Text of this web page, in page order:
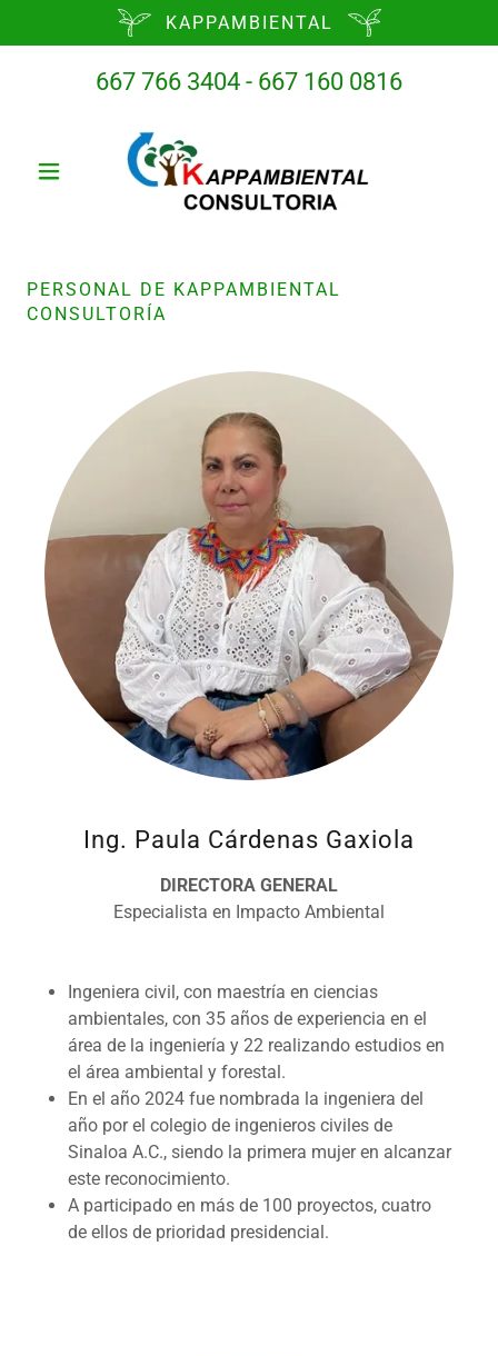
KAPPAMBIENTAL
667 766 3404 - 667 160 0816
PERSONAL DE KAPPAMBIENTAL
CONSULTORÍA
Ing. Paula Cárdenas Gaxiola
DIRECTORA GENERAL
Especialista en Impacto Ambiental
Ingeniera civil, con maestría en ciencias
ambientales, con 35 años de experiencia en el
área de la ingeniería y 22 realizando estudios en
el área ambiental y forestal.
En el año 2024 fue nombrada la ingeniera del
año por el colegio de ingenieros civiles de
Sinaloa A.C., siendo la primera mujer en alcanzar
este reconocimiento.
A participado en más de 100 proyectos, cuatro
de ellos de prioridad presidencial.